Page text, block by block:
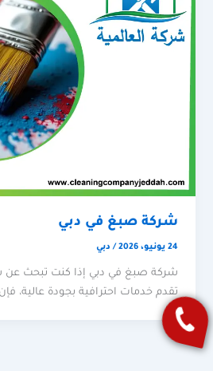
شركة صبغ في دبي
24 يونيو، 2026 / دبي
شركة صبغ في دبي إذا كنت تبحث
تقدم خدمات احترافية بجودة عالية،